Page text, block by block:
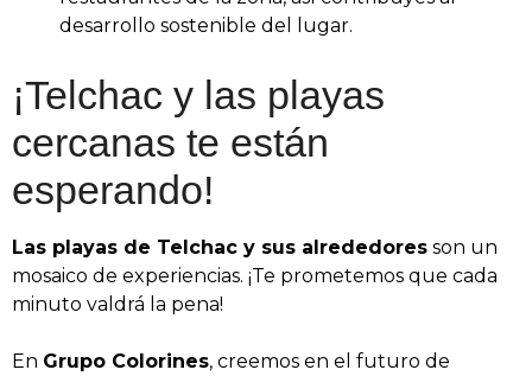
desarrollo sostenible del lugar.
¡Telchac y las playas
cercanas te están
esperando!
Las playas de Telchac y sus alrededores son un
mosaico de experiencias. ¡Te prometemos que cada
minuto valdrá la pena!
En Grupo Colorines, creemos en el futuro de